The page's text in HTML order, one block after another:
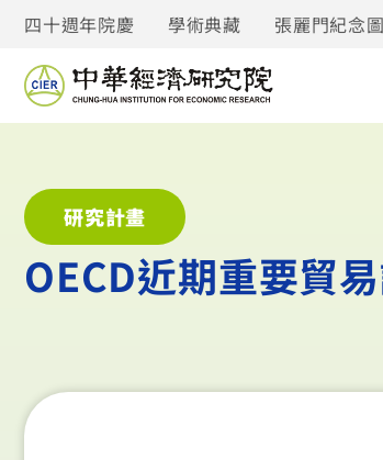
四十週年院慶 學術典藏 張麗門紀念
研究計畫
OECD近期重要貿